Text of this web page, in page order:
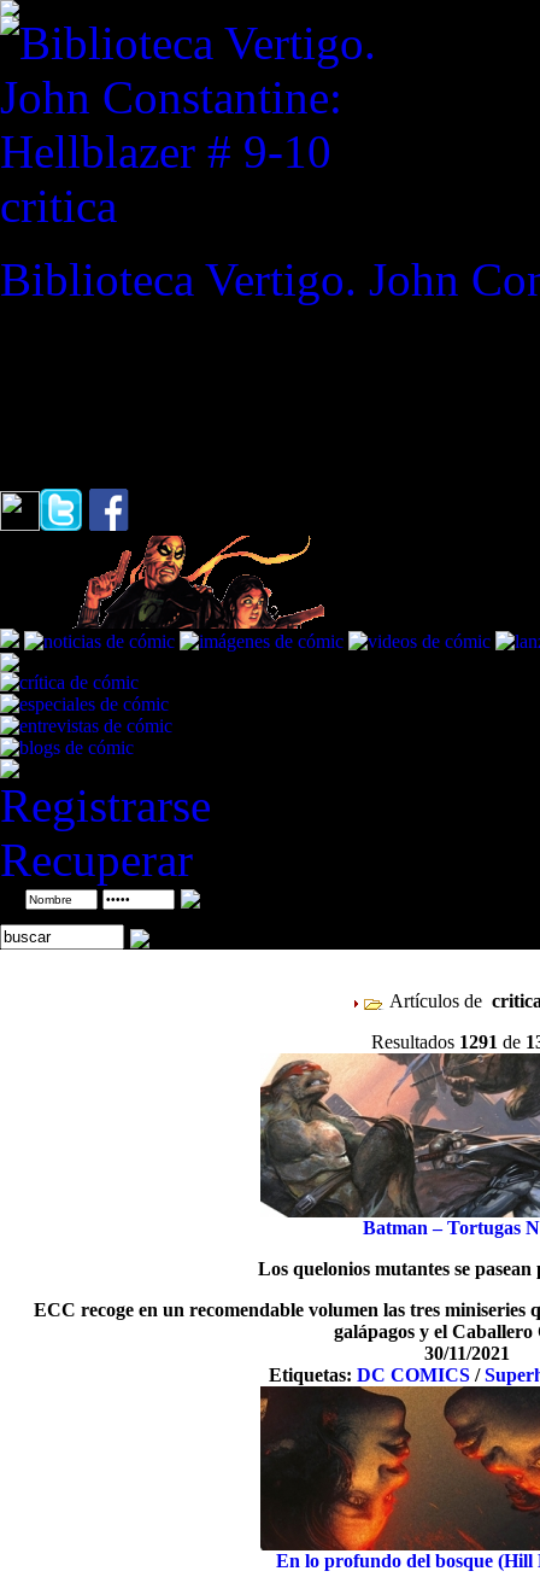
critica
Biblioteca Vertigo. John
Registrarse
Recuperar
Artículos de
Resultados 1291 de
Batman – Tortugas
Los quelonios mutantes se
ECC recoge en un recomendable volumen las tres miniseries
galápagos y el Caballero
30/11/2021
Etiquetas: DC COMICS /
En lo profundo del bosque (Hill